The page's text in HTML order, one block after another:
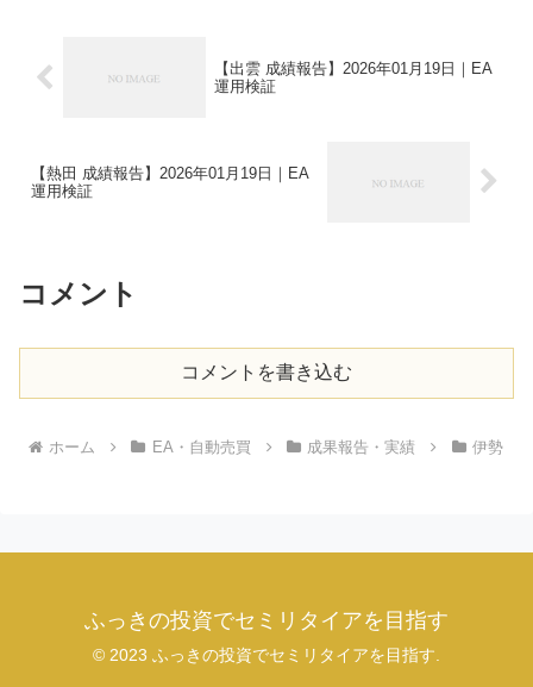
【出雲 成績報告】2026年01月19日｜EA
運用検証
【熱田 成績報告】2026年01月19日｜EA
運用検証
コメント
コメントを書き込む
ホーム EA・自動売買 成果報告・実績 伊勢
ふっきの投資でセミリタイアを目指す
© 2023 ふっきの投資でセミリタイアを目指す.